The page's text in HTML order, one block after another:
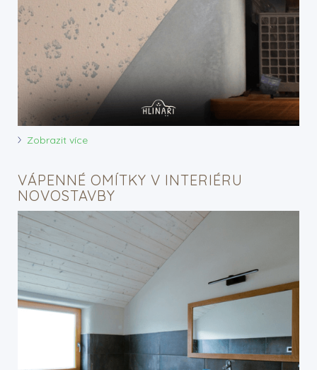
Zobrazit více
VÁPENNÉ OMÍTKY V INTERIÉRU
NOVOSTAVBY